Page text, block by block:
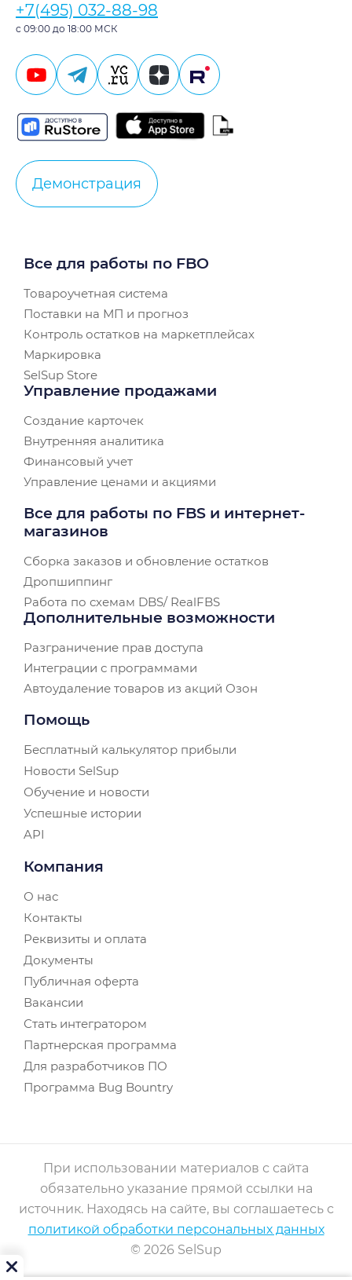
+7(495) 032-88-98
с 09:00 до 18:00 МСК
Демонстрация
Все для работы по FBO
Товароучетная система
Поставки на МП и прогноз
Контроль остатков на маркетплейсах
Маркировка
SelSup Store
Управление продажами
Создание карточек
Внутренняя аналитика
Финансовый учет
Управление ценами и акциями
Все для работы по FBS и интернет-
магазинов
Сборка заказов и обновление остатков
Дропшиппинг
Работа по схемам DBS/ RealFBS
Дополнительные возможности
Разграничение прав доступа
Интеграции с программами
Автоудаление товаров из акций Озон
Помощь
Бесплатный калькулятор прибыли
Новости SelSup
Обучение и новости
Успешные истории
API
Компания
О нас
Контакты
Реквизиты и оплата
Документы
Публичная оферта
Вакансии
Стать интегратором
Партнерская программа
Для разработчиков ПО
Программа Bug Bountry
При использовании материалов с сайта
обязательно указание прямой ссылки на
источник. Находясь на сайте, вы соглашаетесь с
политикой обработки персональных данных
© 2026 SelSup